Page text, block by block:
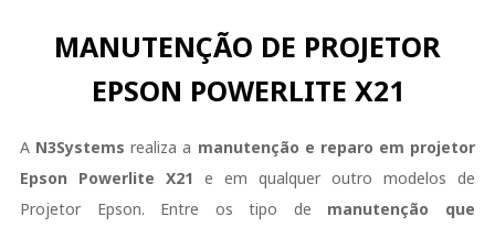
MANUTENÇÃO DE PROJETOR
EPSON POWERLITE X21
A N3Systems realiza a manutenção e reparo em projetor
Epson Powerlite X21 e em qualquer outro modelos de
Projetor Epson. Entre os tipo de manutenção que